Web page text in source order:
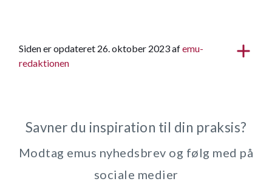
Siden er opdateret 26. oktober 2023 afemu-
redaktionen
Savner du inspiration til din praksis?
Modtag emus nyhedsbrev og følg med på
sociale medier